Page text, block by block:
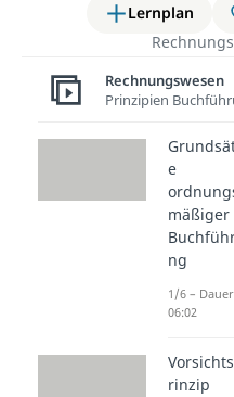
Lernplan
diesem
die
eine
der
Rechnungswesen
Prinzipien
e
mäßiger
ng
1/6 –
06:02
rinzip